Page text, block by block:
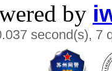
by
second(s), 7